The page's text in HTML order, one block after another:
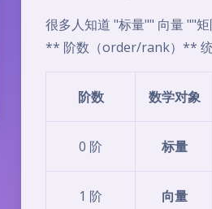
很多人知道 "标量"" 向量 ""
** 阶数（order/rank）** 统
阶数 数学对象
0 阶 标量
1 阶 向量